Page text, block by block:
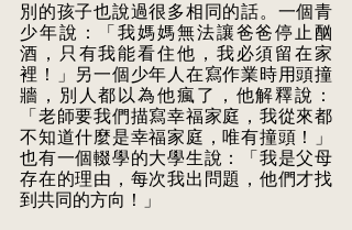
別的孩子也說過很多相同的話。一個青
少年說：「我媽媽無法讓爸爸停止酗
酒，只有我能看住他，我必須留在家
裡！」另一個少年人在寫作業時用頭撞
牆，別人都以為他瘋了，他解釋說：
「老師要我們描寫幸福家庭，我從來都
不知道什麼是幸福家庭，唯有撞頭！」
也有一個輟學的大學生說：「我是父母
存在的理由，每次我出問題，他們才找
到共同的方向！」